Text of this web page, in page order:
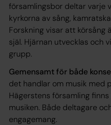
församlingsbor deltar varje
kyrkorna av sång,
Forskning visar att körsång
själ. Hjärnan utvecklas och
grupp.
Gemensamt för både
det handlar om musik med
Hägerstens församling
musiken. Både deltagare
engagemang.